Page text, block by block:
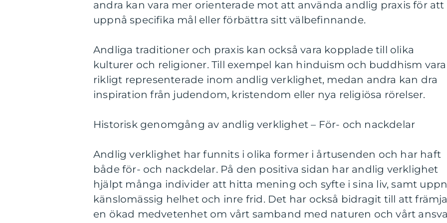
andra kan vara mer orienterade mot att använda andlig praxis för att
uppnå specifika mål eller förbättra sitt välbefinnande.
Andliga traditioner och praxis kan också vara kopplade till olika
kulturer och religioner. Till exempel kan hinduism och buddhism vara
rikligt representerade inom andlig verklighet, medan andra kan dra
inspiration från judendom, kristendom eller nya religiösa rörelser.
Historisk genomgång av andlig verklighet – För- och nackdelar
Andlig verklighet har funnits i olika former i årtusenden och har haft
både för- och nackdelar. På den positiva sidan har andlig verklighet
hjälpt många individer att hitta mening och syfte i sina liv, samt
känslomässig helhet och inre frid. Det har också bidragit till att främja
en ökad medvetenhet om vårt samband med naturen och vårt